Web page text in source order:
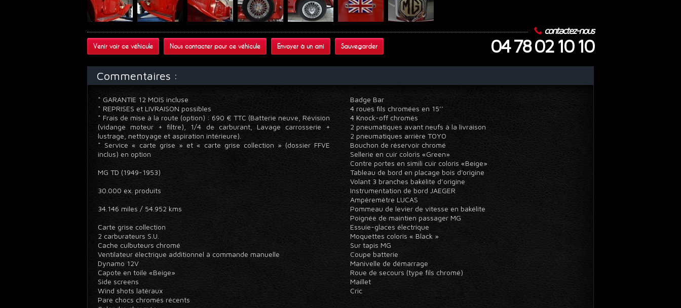
Venir voir ce véhicule Nous contacter pour ce véhicule Envoyer à un ami Sauvegarder
contactez-nous
04 78 02 10 10
Commentaires :
* GARANTIE 12 MOIS incluse
* REPRISES et LIVRAISON possibles
* Frais de mise à la route (option) : 690 € TTC (Batterie neuve, Révision
(vidange moteur + filtre), 1/4 de carburant, Lavage carrosserie +
lustrage, nettoyage et aspiration intérieure).
* Service « carte grise » et « carte grise collection » (dossier FFVE
inclus) en option
MG TD (1949-1953)
30.000 ex. produits
34.146 miles / 54.952 kms
Carte grise collection
2 carburateurs S.U.
Cache culbuteurs chromé
Ventilateur électrique additionnel à commande manuelle
Dynamo 12V
Capote en toile «Beige»
Side screens
Wind shots latéraux
Pare chocs chromés récents
Badge Bar
4 roues fils chromées en 15’’
4 Knock-off chromés
2 pneumatiques avant neufs à la livraison
2 pneumatiques arrière TOYO
Bouchon de réservoir chromé
Sellerie en cuir coloris «Green»
Contre portes en simili cuir coloris «Beige»
Tableau de bord en placage bois d'origine
Volant 3 branches bakélite d’origine
Instrumentation de bord JAEGER
Ampèremètre LUCAS
Pommeau de levier de vitesse en bakélite
Poignée de maintien passager MG
Essuie-glaces électrique
Moquettes coloris « Black »
Sur tapis MG
Coupe batterie
Manivelle de démarrage
Roue de secours (type fils chromé)
Maillet
Cric